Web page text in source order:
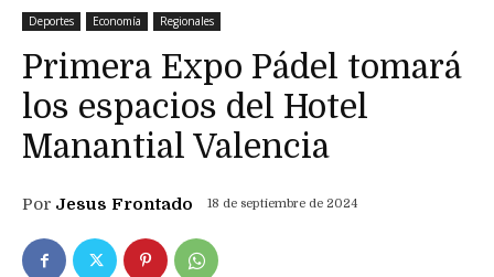
Deportes
Economía Regionales
Primera Expo Pádel tomará
los espacios del Hotel
Manantial Valencia
Por Jesus Frontado 18 de septiembre de 2024